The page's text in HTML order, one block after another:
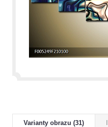
Varianty obrazu (31)